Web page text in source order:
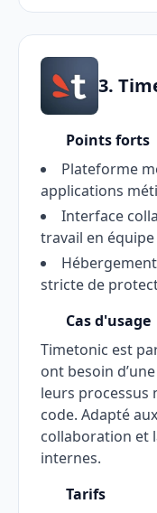
3.
Points forts
Plateforme
applications
Interface
travail en équipe
stricte de
Cas d'usage
Timetonic est
ont besoin
leurs processus
code. Adapté
collaboration et
internes.
Tarifs